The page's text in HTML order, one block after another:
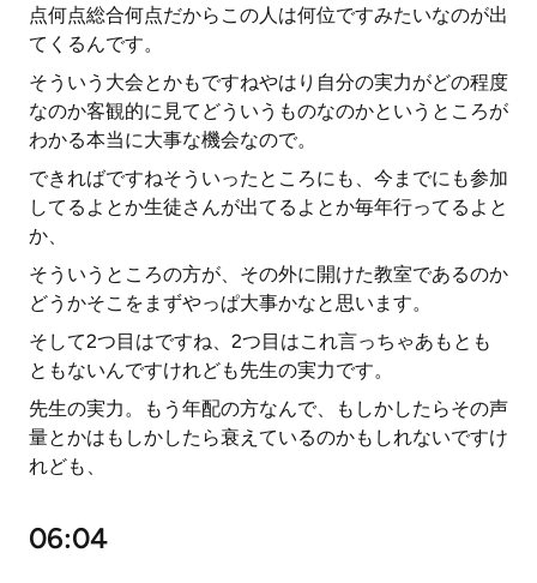
点何点総合何点だからこの人は何位ですみたいなのが出
てくるんです。
そういう大会とかもですねやはり自分の実力がどの程度
なのか客観的に見てどういうものなのかというところが
わかる本当に大事な機会なので。
できればですねそういったところにも、今までにも参加
してるよとか生徒さんが出てるよとか毎年行ってるよと
か、
そういうところの方が、その外に開けた教室であるのか
どうかそこをまずやっぱ大事かなと思います。
そして2つ目はですね、2つ目はこれ言っちゃあもとも
ともないんですけれども先生の実力です。
先生の実力。もう年配の方なんで、もしかしたらその声
量とかはもしかしたら衰えているのかもしれないですけ
れども、
06:04